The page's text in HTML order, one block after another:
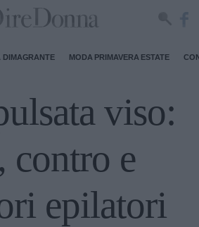
DIMAGRANTE MODA PRIMAVERA ESTATE
viso:
contro e
epilatori